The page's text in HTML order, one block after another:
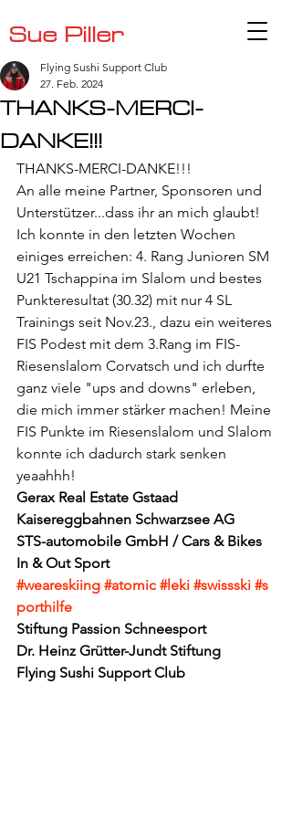
Sue Piller
THANKS-MERCI-
DANKE!!!
Flying Sushi Support Club
27. Feb. 2024
THANKS-MERCI-DANKE!!!
An alle meine Partner, Sponsoren und
Unterstützer...dass ihr an mich glaubt!
Ich konnte in den letzten Wochen
einiges erreichen: 4. Rang Junioren SM
U21 Tschappina im Slalom und bestes
Punkteresultat (30.32) mit nur 4 SL
Trainings seit Nov.23., dazu ein weiteres
FIS Podest mit dem 3.Rang im FIS-
Riesenslalom Corvatsch und ich durfte
ganz viele "ups and downs" erleben,
die mich immer stärker machen! Meine
FIS Punkte im Riesenslalom und Slalom
konnte ich dadurch stark senken
yeaahhh!
Gerax Real Estate Gstaad
Kaisereggbahnen Schwarzsee AG
STS-automobile GmbH / Cars & Bikes
In & Out Sport
#weareskiing #atomic #leki #swissski #s
porthilfe
Stiftung Passion Schneesport
Dr. Heinz Grütter-Jundt Stiftung
Flying Sushi Support Club